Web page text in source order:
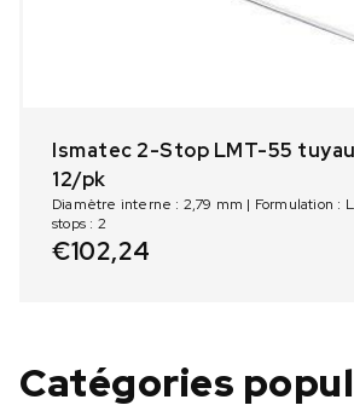
Ismatec 2-Stop LMT-55
12/pk
Diamètre interne : 2,79 mm | Formulation :
stops : 2
€102,24
Catégories